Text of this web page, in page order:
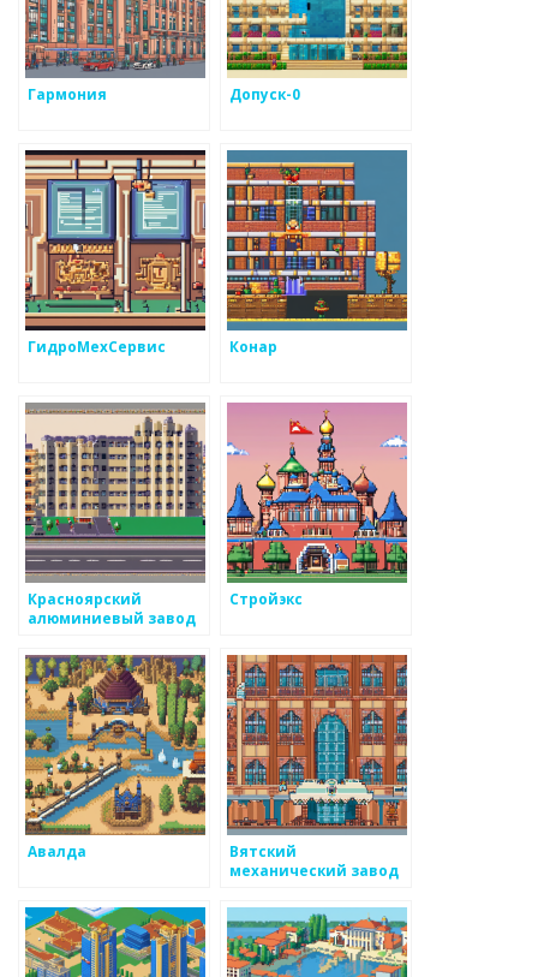
Гармония Допуск-0
ГидроМехСервис Конар
Красноярский
алюминиевый завод
Стройэкс
Авалда
Вятский
механический завод